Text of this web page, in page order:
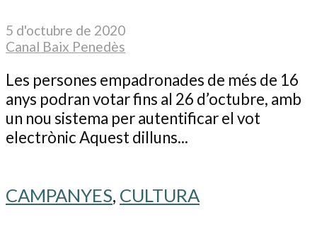
5 d'octubre de 2020
Canal Baix Penedès
Les persones empadronades de més de 16
anys podran votar fins al 26 d’octubre, amb
un nou sistema per autentificar el vot
electrònic Aquest dilluns...
CAMPANYES, CULTURA